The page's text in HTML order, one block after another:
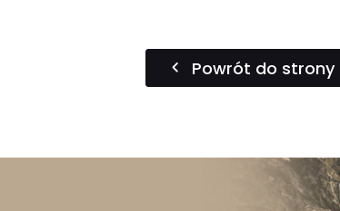
Powrót do strony